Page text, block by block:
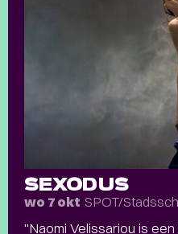
SEXODUS
wo 7 okt SPOT/
"Naomi Velissariou is